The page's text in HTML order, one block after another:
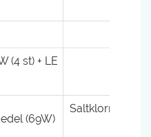
(4 st) + LE
(69W)
Saltklormaskin